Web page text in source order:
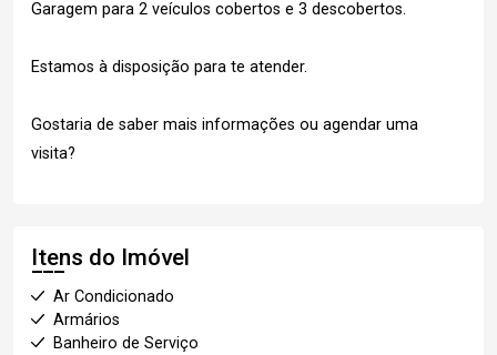
Garagem para 2 veículos cobertos e 3 descobertos.
Estamos à disposição para te atender.
Gostaria de saber mais informações ou agendar uma
visita?
Itens do Imóvel
Ar Condicionado
Armários
Banheiro de Serviço